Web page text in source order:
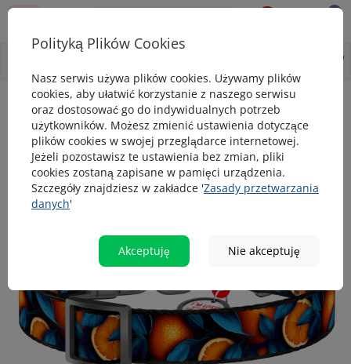
0
Obroże Obroża dla psa nylonowa WAUDOG Nylon z paszportem
Obroża dla psa nylonowa WAUDOG
Nylon z paszportem QR, rysunek
"Pomarańcze"
0
Polityką Plików Cookies
Nasz serwis używa plików cookies. Używamy plików
cookies, aby ułatwić korzystanie z naszego serwisu
oraz dostosować go do indywidualnych potrzeb
użytkowników. Możesz zmienić ustawienia dotyczące
plików cookies w swojej przeglądarce internetowej.
Jeżeli pozostawisz te ustawienia bez zmian, pliki
cookies zostaną zapisane w pamięci urządzenia.
Szczegóły znajdziesz w zakładce 'Zasady przetwarzania
danych'
Akceptuję Nie akceptuję